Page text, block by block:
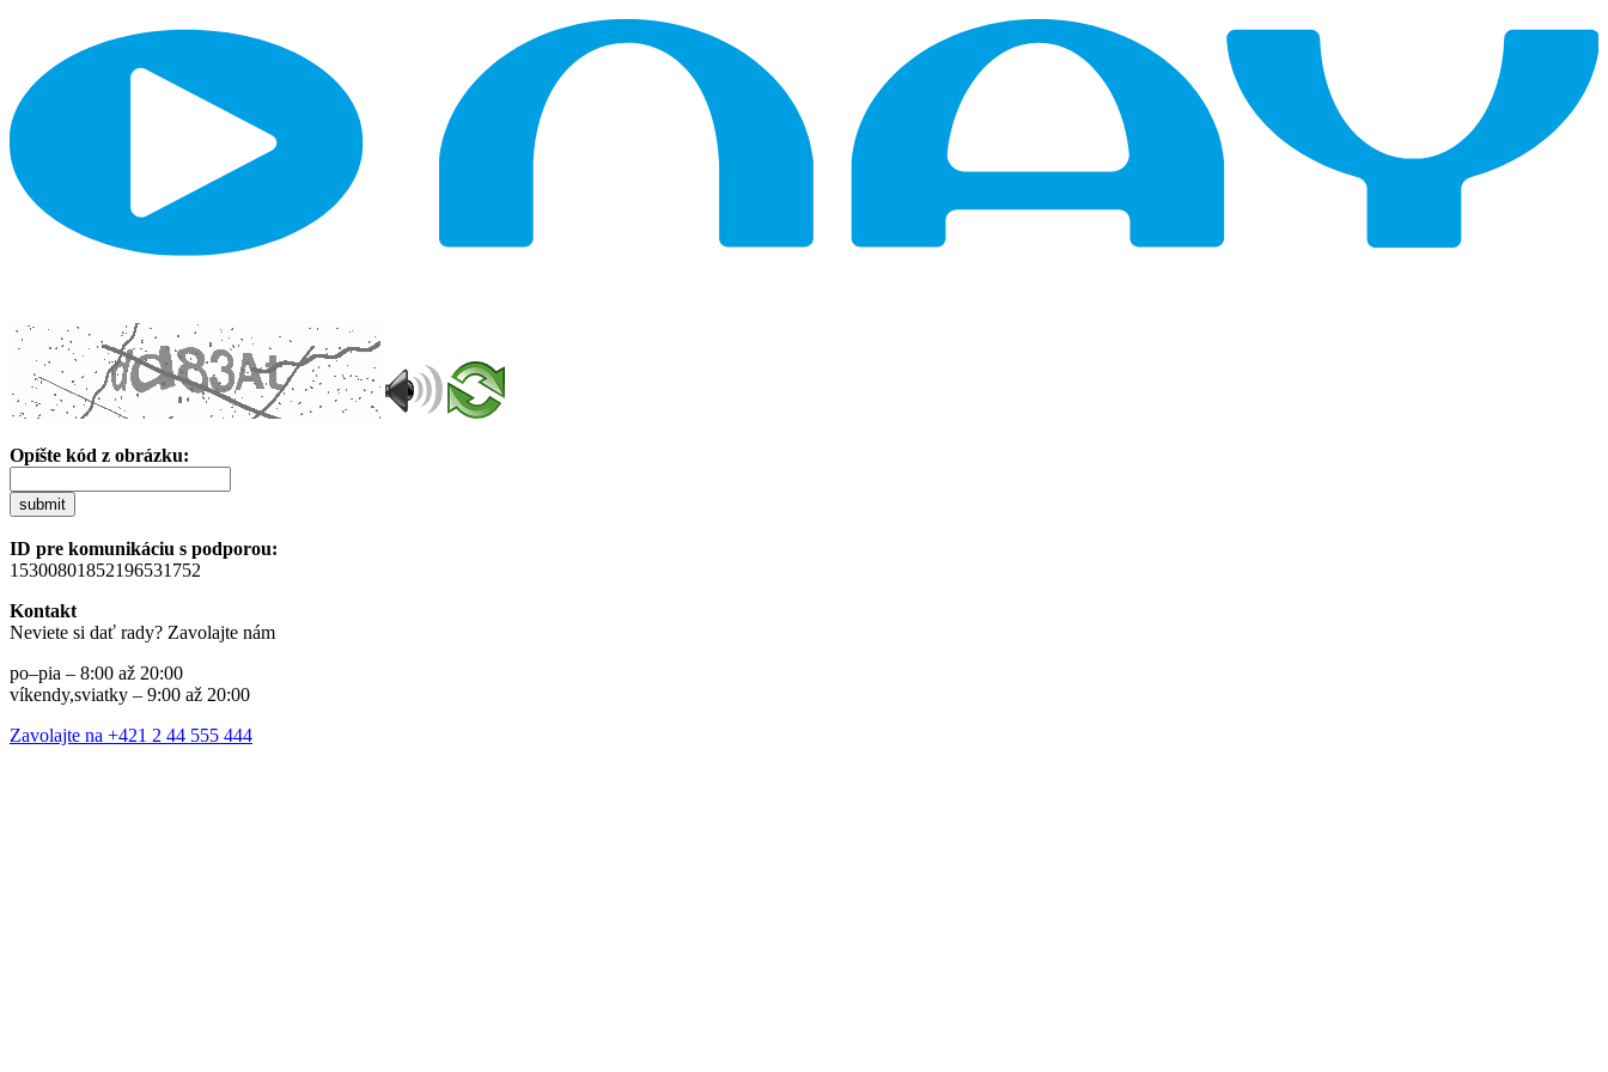
Opíšte kód z obrázku:
submit
ID pre komunikáciu s podporou:
15300801852196531752
Kontakt
Neviete si dať rady? Zavolajte nám
po–pia – 8:00 až 20:00
víkendy,sviatky – 9:00 až 20:00
Zavolajte na +421 2 44 555 444